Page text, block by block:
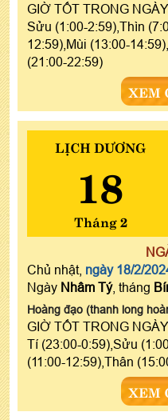
GIỜ TỐT TRONG
Sửu (1:00-2:59),Thìn
12:59),Mùi (13:00-
(21:00-22:59)
XEM
LỊCH DƯƠNG
18
Tháng 2
Chủ nhật, ngày 18/2/
Ngày Nhâm Tý, tháng
Hoàng đạo (thanh long
GIỜ TỐT TRONG
Tí (23:00-0:59),Sửu
(11:00-12:59),Thân
XEM